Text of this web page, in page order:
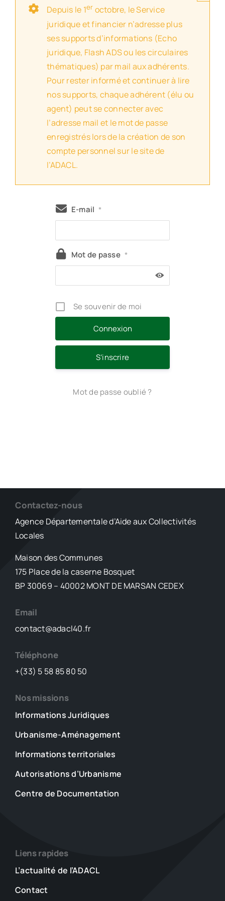
Depuis le 1er octobre, le Service
juridique et financier n’adresse plus
ses supports d’informations (Echo
juridique, Flash ADS ou les circulaires
thématiques) par mail aux adhérents.
Pour rester informé et continuer à lire
nos supports, chaque adhérent (élu ou
agent) peut se connecter avec
l’adresse mail et le mot de passe
enregistrés lors de la création de son
compte personnel sur le site de
l’ADACL.
E-mail *
Mot de passe *
Se souvenir de moi
S’inscrire
Mot de passe oublié ?
Contactez-nous
Agence Départementale d’Aide aux Collectivités
Locales
Maison des Communes
175 Place de la caserne Bosquet
BP 30069 – 40002 MONT DE MARSAN CEDEX
Email
contact@adacl40.fr
Téléphone
+(33) 5 58 85 80 50
Nos missions
Informations Juridiques
Urbanisme-Aménagement
Informations territoriales
Autorisations d’Urbanisme
Centre de Documentation
Liens rapides
L’actualité de l’ADACL
Contact